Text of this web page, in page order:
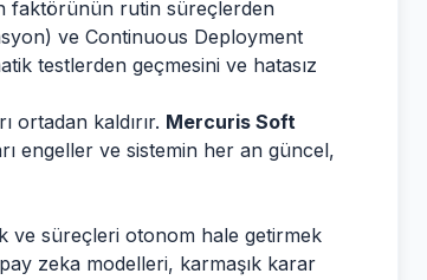
faktörünün rutin süreçlerden
ve Continuous Deployment
testlerden geçmesini ve hatasız
ortadan kaldırır. Mercuris Soft
engeller ve sistemin her an güncel,
ve süreçleri otonom hale getirmek
zeka modelleri, karmaşık karar